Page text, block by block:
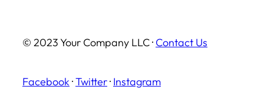
© 2023 Your Company LLC · Contact Us
Facebook ·Twitter· Instagram